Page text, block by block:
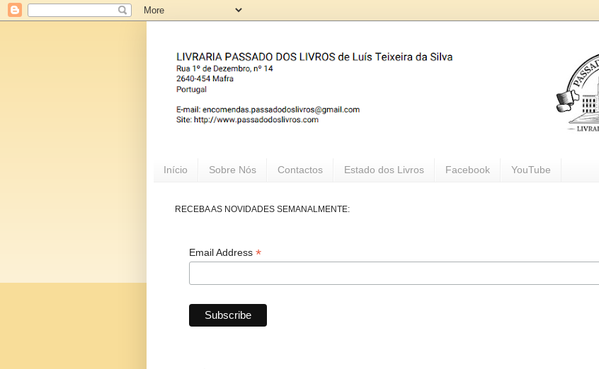
Início Sobre Nós Contactos Estado dos Livros Facebook YouTube
RECEBA AS NOVIDADES SEMANALMENTE:
Email Address *